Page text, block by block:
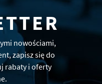
nowościami,
zapisz się do
rabaty i oferty